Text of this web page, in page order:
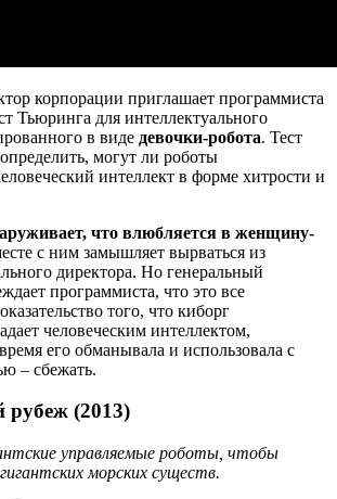
корпорации приглашает программиста
Тьюринга для интеллектуального
в виде девочки-робота. Тест
могут ли роботы
интеллект в форме хитрости и
что влюбляется в женщину-
с ним замышляет вырваться из
директора. Но генеральный
программиста, что это все
того, что киборг
человеческим интеллектом,
его обманывала и использовала с
– сбежать.
рубеж (2013)
управляемые роботы, чтобы
морских существ.